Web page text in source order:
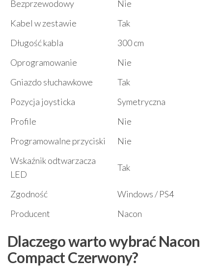
Bezprzewodowy
Nie
Kabel w zestawie
Tak
Długość kabla
300 cm
Oprogramowanie
Nie
Gniazdo słuchawkowe
Tak
Pozycja joysticka
Symetryczna
Profile
Nie
Programowalne przyciski
Nie
Wskaźnik odtwarzacza
LED
Tak
Zgodność
Windows / PS4
Producent
Nacon
Dlaczego warto wybrać Nacon
Compact Czerwony?